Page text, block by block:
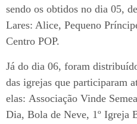
sendo os obtidos no dia 05,
Lares: Alice, Pequeno
Centro POP.
Já do dia 06, foram
das igrejas que participaram
elas: Associação Vinde
Dia, Bola de Neve, 1º Igreja